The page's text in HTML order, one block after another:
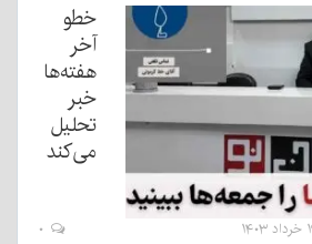
خطو
آخر
هفته‌ها
خبر
تحلیل
می‌کند